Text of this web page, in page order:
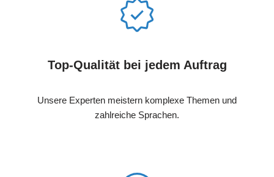
Top-Qualität bei jedem Auftrag
Unsere Experten meistern komplexe Themen und
zahlreiche Sprachen.